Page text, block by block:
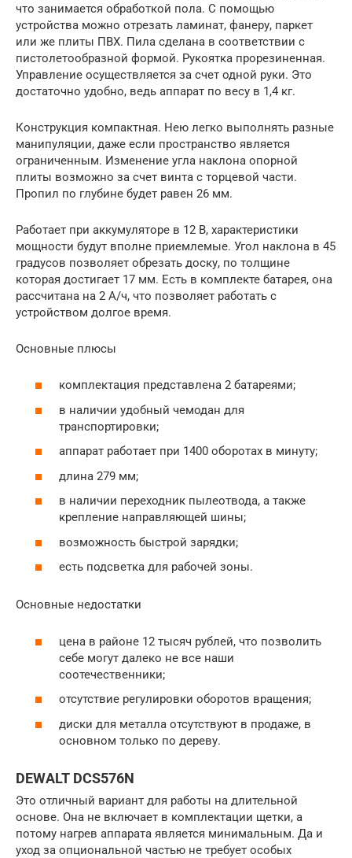
что занимается обработкой пола. С помощью
устройства можно отрезать ламинат, фанеру, паркет
или же плиты ПВХ. Пила сделана в соответствии с
пистолетообразной формой. Рукоятка прорезиненная.
Управление осуществляется за счет одной руки. Это
достаточно удобно, ведь аппарат по весу в 1,4 кг.
Конструкция компактная. Нею легко выполнять разные
манипуляции, даже если пространство является
ограниченным. Изменение угла наклона опорной
плиты возможно за счет винта с торцевой части.
Пропил по глубине будет равен 26 мм.
Работает при аккумуляторе в 12 В, характеристики
мощности будут вполне приемлемые. Угол наклона в 45
градусов позволяет обрезать доску, по толщине
которая достигает 17 мм. Есть в комплекте батарея, она
рассчитана на 2 А/ч, что позволяет работать с
устройством долгое время.
Основные плюсы
комплектация представлена 2 батареями;
в наличии удобный чемодан для
транспортировки;
аппарат работает при 1400 оборотах в минуту;
длина 279 мм;
в наличии переходник пылеотвода, а также
крепление направляющей шины;
возможность быстрой зарядки;
есть подсветка для рабочей зоны.
Основные недостатки
цена в районе 12 тысяч рублей, что позволить
себе могут далеко не все наши
соотечественники;
отсутствие регулировки оборотов вращения;
диски для металла отсутствуют в продаже, в
основном только по дереву.
DEWALT DCS576N
Это отличный вариант для работы на длительной
основе. Она не включает в комплектации щетки, а
потому нагрев аппарата является минимальным. Да и
уход за опциональной частью не требует особых